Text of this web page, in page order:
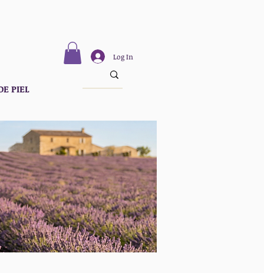
Log In
PIEL